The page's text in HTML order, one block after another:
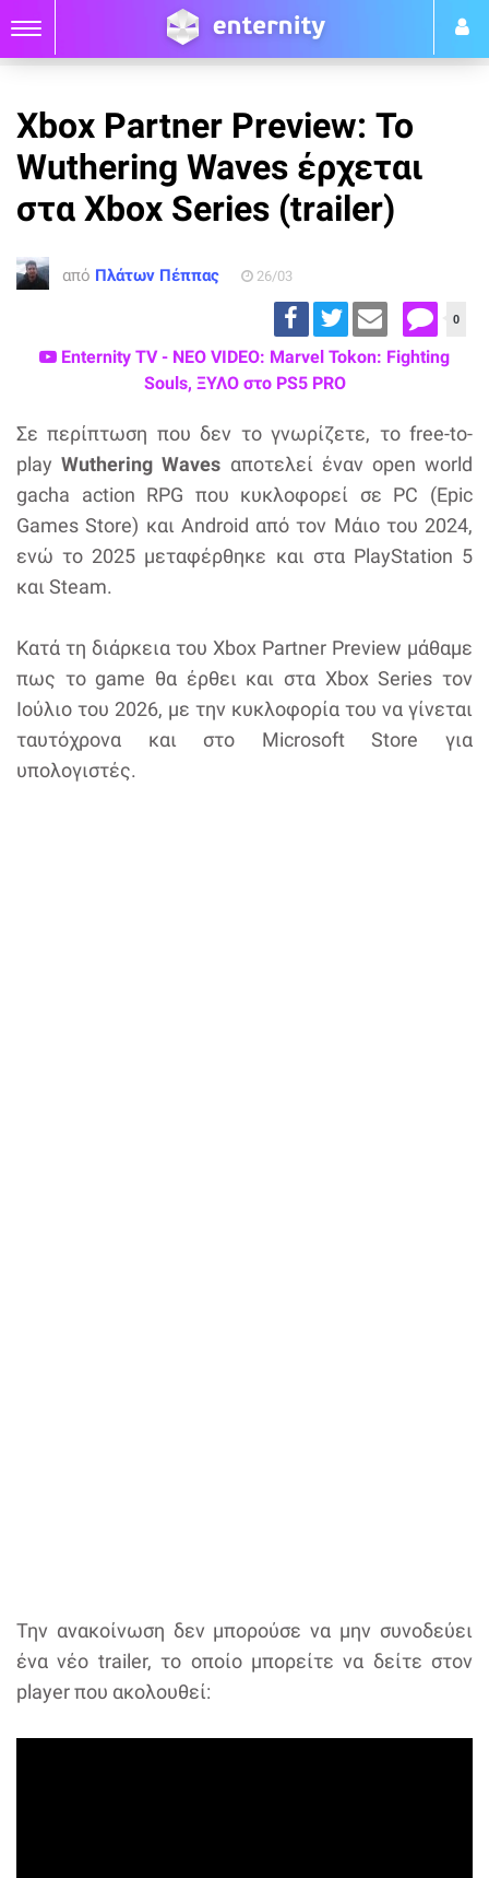
Xbox Partner Preview: Το
Wuthering Waves έρχεται
στα Xbox Series (trailer)
από Πλάτων Πέππας 26/03
0
Enternity TV - ΝΕΟ VIDEO: Marvel Tokon: Fighting
Souls, ΞΥΛΟ στο PS5 PRO
Σε περίπτωση που δεν το γνωρίζετε, το free-to-
playWuthering Waves αποτελεί έναν open world
gacha action RPG που κυκλοφορεί σε PC (Epic
Games Store) και Android από τον Μάιο του 2024,
ενώ το 2025 μεταφέρθηκε και στα PlayStation 5
και Steam.
Κατά τη διάρκεια του Xbox Partner Preview μάθαμε
πως το game θα έρθει και στα Xbox Series τον
Ιούλιο του 2026, με την κυκλοφορία του να γίνεται
ταυτόχρονα και στο Microsoft Store για
υπολογιστές.
Την ανακοίνωση δεν μπορούσε να μην συνοδεύει
ένα νέο trailer, το οποίο μπορείτε να δείτε στον
player που ακολουθεί: